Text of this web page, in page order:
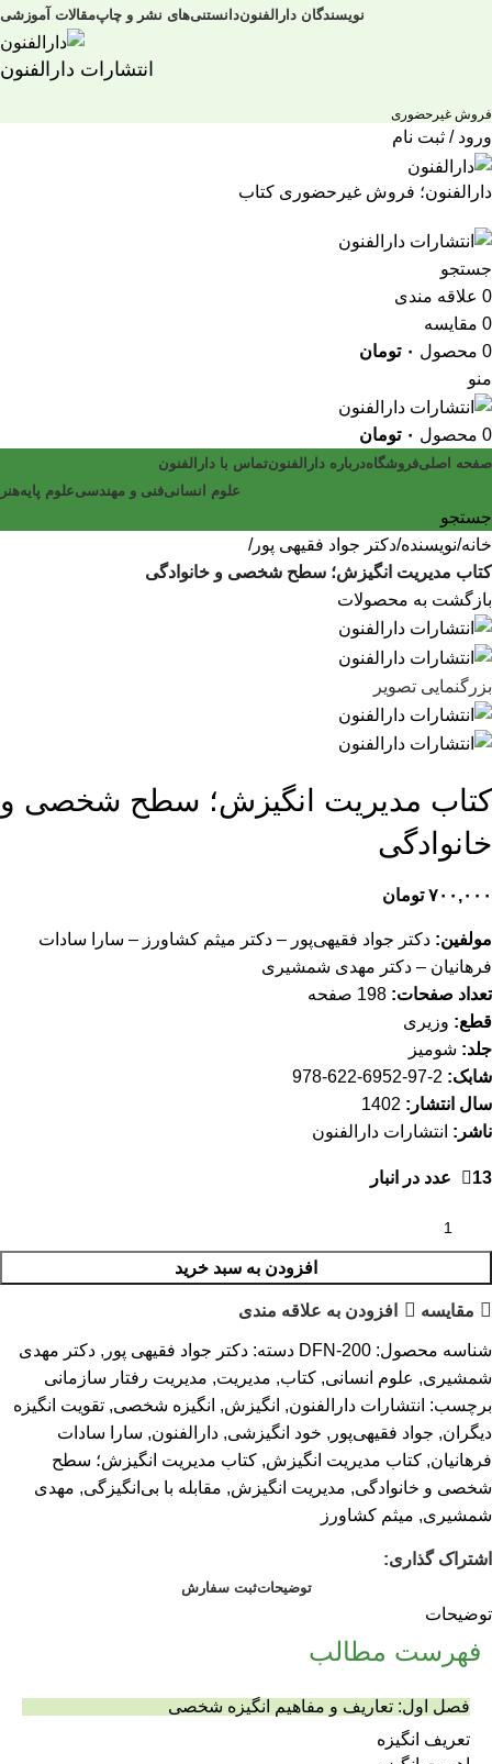
نویسندگان دارالفنوندانستنی‌های نشر و چاپمقالات آموزشی
انتشارات دارالفنون
فروش غیرحضوری
ورود / ثبت نام
دارالفنون؛ فروش غیرحضوری کتاب
جستجو
0 علاقه مندی
0 مقایسه
0 محصول ۰ تومان
منو
0 محصول ۰ تومان
صفحه اصلیفروشگاهدرباره دارالفنونتماس با دارالفنون
علوم انسانیفنی و مهندسیعلوم پایههنر
جستجو
خانه نویسنده دکتر جواد فقیهی پور
کتاب مدیریت انگیزش؛ سطح شخصی و خانوادگی
بازگشت به محصولات
بزرگنمایی تصویر
کتاب مدیریت انگیزش؛ سطح شخصی و
خانوادگی
۷۰۰,۰۰۰ تومان
مولفین: دکتر جواد فقیهی‌پور – دکتر میثم کشاورز – سارا سادات
فرهانیان – دکتر مهدی شمشیری
تعداد صفحات:
قطع: وزیری
جلد: شومیز
شابک:
سال انتشار:
ناشر: انتشارات دارالفنون
13 عدد در انبار
افزودن به سبد خرید
مقایسه افزودن به علاقه مندی
شناسه محصول: DFN-200 دسته: دکتر جواد فقیهی پور , دکتر مهدی
شمشیری, علوم انسانی, کتاب, مدیریت, مدیریت رفتار سازمانی
برچسب: انتشارات دارالفنون, انگیزش, انگیزه شخصی, تقویت انگیزه
دیگران, جواد فقیهی‌پور , خود انگیزشی, دارالفنون, سارا سادات
فرهانیان, کتاب مدیریت انگیزش, کتاب مدیریت انگیزش؛ سطح
شخصی و خانوادگی, مدیریت انگیزش, مقابله با بی‌انگیزگی, مهدی
شمشیری, میثم کشاورز
اشتراک گذاری:
توضیحاتثبت سفارش
توضیحات
فهرست مطالب
فصل اول: تعاریف و مفاهیم انگیزه شخصی
تعریف انگیزه